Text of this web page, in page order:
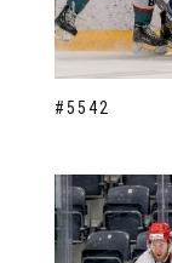
#5542